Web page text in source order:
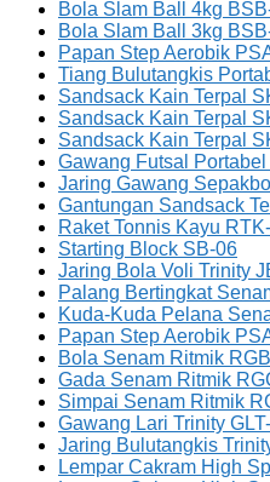
Bola Slam Ball 4kg
Bola Slam Ball 3kg
Papan Step Aerobik
Tiang Bulutangkis
Sandsack Kain Terpal
Sandsack Kain Terpal
Sandsack Kain Terpal
Gawang Futsal
Jaring Gawang
Gantungan Sandsack
Raket Tonnis Kayu
Starting Block SB-06
Jaring Bola Voli Trinity
Palang Bertingkat
Kuda-Kuda Pelana
Papan Step Aerobik
Bola Senam Ritmik
Gada Senam Ritmik
Simpai Senam Ritmik
Gawang Lari Trinity
Jaring Bulutangkis
Lempar Cakram High